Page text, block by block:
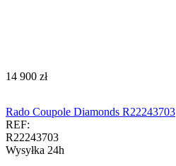
‍14 900‍ zł
Rado Coupole Diamonds R22243703
REF:
R22243703
Wysyłka 24h